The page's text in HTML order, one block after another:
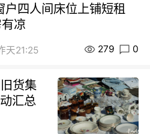
四人间床位上铺短租
凉
天21:25 279 0
货集
汇总